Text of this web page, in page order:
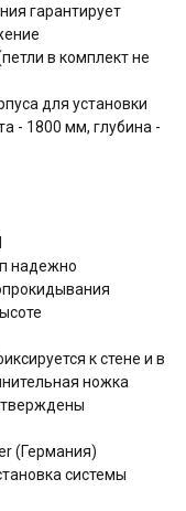
гарантирует
в комплект не
для установки
- 1800 мм, глубина -
надежно
к стене и в
ножка
(Германия)
системы